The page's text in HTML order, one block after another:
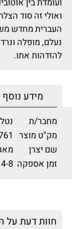
ועומדת בין
ואולי זה סוד
העברית מחדש
נעלם, מופלה
להזדהות אתו.
מידע נוסף
מחבר/ת
מק"ט מוצר
שם יצרן
זמן אספקה 4-8 ימי עסקים
חוות דעת על